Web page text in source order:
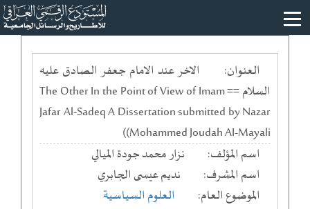
العنوان:
الاخر عند الامام جعفر الصادق عليه
السلام == The Other In the Point of View of Imam
Jafar Al-Sadeq A Dissertation submitted by Nazar
Mohammed Joudah AI-Mayali))
اسم المؤلف:
نزار محمد جودة الميالي
اسم المشرف:
نديم عيسى الجابري
الموضوع العام:
العلوم السياسية